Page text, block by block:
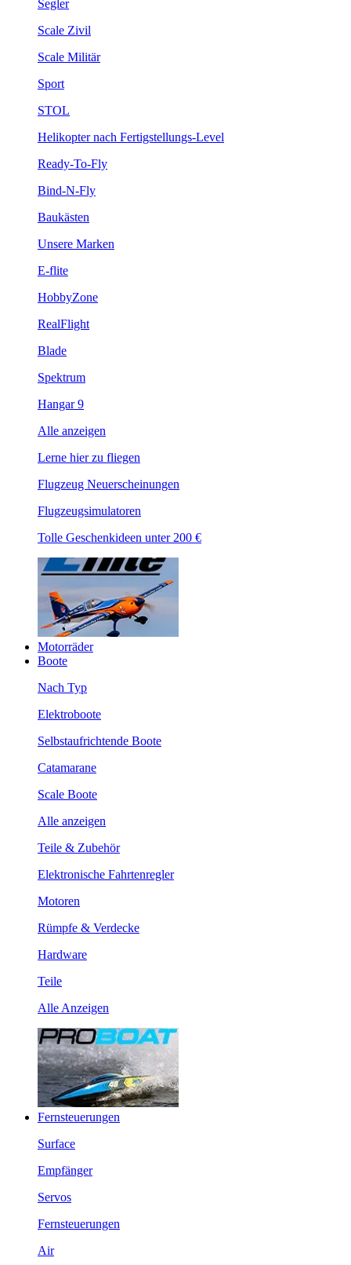
Segler
Scale Zivil
Scale Militär
Sport
STOL
Helikopter nach Fertigstellungs-Level
Ready-To-Fly
Bind-N-Fly
Baukästen
Unsere Marken
E-flite
HobbyZone
RealFlight
Blade
Spektrum
Hangar 9
Alle anzeigen
Lerne hier zu fliegen
Flugzeug Neuerscheinungen
Flugzeugsimulatoren
Tolle Geschenkideen unter 200 €
Motorräder
Boote
Nach Typ
Elektroboote
Selbstaufrichtende Boote
Catamarane
Scale Boote
Alle anzeigen
Teile & Zubehör
Elektronische Fahrtenregler
Motoren
Rümpfe & Verdecke
Hardware
Teile
Alle Anzeigen
Fernsteuerungen
Surface
Empfänger
Servos
Fernsteuerungen
Air